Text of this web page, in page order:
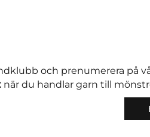
och prenumerera på
när du handlar garn till